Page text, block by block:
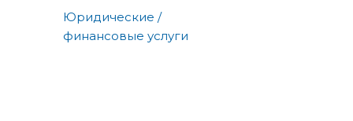
Юридические /
финансовые услуги